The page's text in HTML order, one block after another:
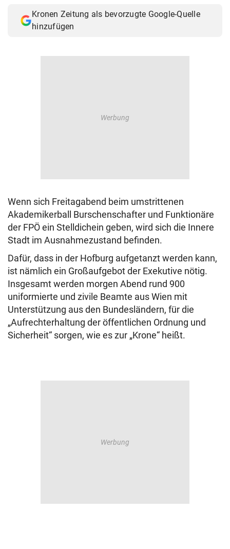
Kronen Zeitung als bevorzugte Google-Quelle
hinzufügen
Wenn sich Freitagabend beim umstrittenen
Akademikerball Burschenschafter und Funktionäre
der FPÖ ein Stelldichein geben, wird sich die Innere
Stadt im Ausnahmezustand befinden.
Dafür, dass in der Hofburg aufgetanzt werden kann,
ist nämlich ein Großaufgebot der Exekutive nötig.
Insgesamt werden morgen Abend rund 900
uniformierte und zivile Beamte aus Wien mit
Unterstützung aus den Bundesländern, für die
„Aufrechterhaltung der öffentlichen Ordnung und
Sicherheit“ sorgen, wie es zur „Krone“ heißt.